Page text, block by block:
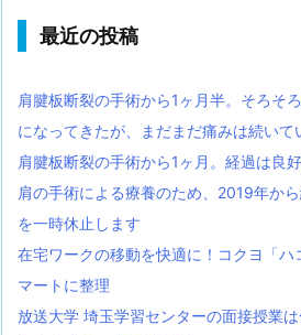
最近の投稿
肩腱板断裂の手術から1ヶ月半。そろそ
になってきたが、まだまだ痛みは続いて
肩腱板断裂の手術から1ヶ月。経過は良
肩の手術による療養のため、2019年か
を一時休止します
在宅ワークの移動を快適に！コクヨ「ハ
マートに整理
放送大学 埼玉学習センターの面接授業